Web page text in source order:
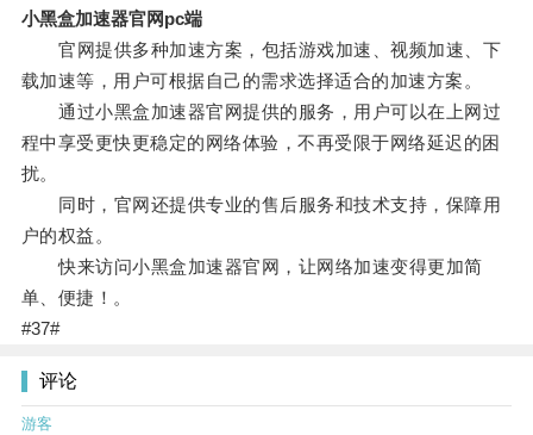
小黑盒加速器官网pc端
官网提供多种加速方案，包括游戏加速、视频加速、下
载加速等，用户可根据自己的需求选择适合的加速方案。
通过小黑盒加速器官网提供的服务，用户可以在上网过
程中享受更快更稳定的网络体验，不再受限于网络延迟的困
扰。
同时，官网还提供专业的售后服务和技术支持，保障用
户的权益。
快来访问小黑盒加速器官网，让网络加速变得更加简
单、便捷！。
#37#
评论
游客